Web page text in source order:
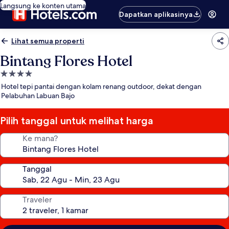
Langsung ke konten utama
Dapatkan aplikasinya
Lihat semua properti
Bintang Flores Hotel
Properti
bintang
4.0
Hotel tepi pantai dengan kolam renang outdoor, dekat dengan
Pelabuhan Labuan Bajo
Pilih tanggal untuk melihat harga
Ke mana?
Tanggal
Traveler